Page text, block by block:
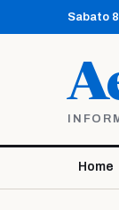
contenuto
Sabato
Home